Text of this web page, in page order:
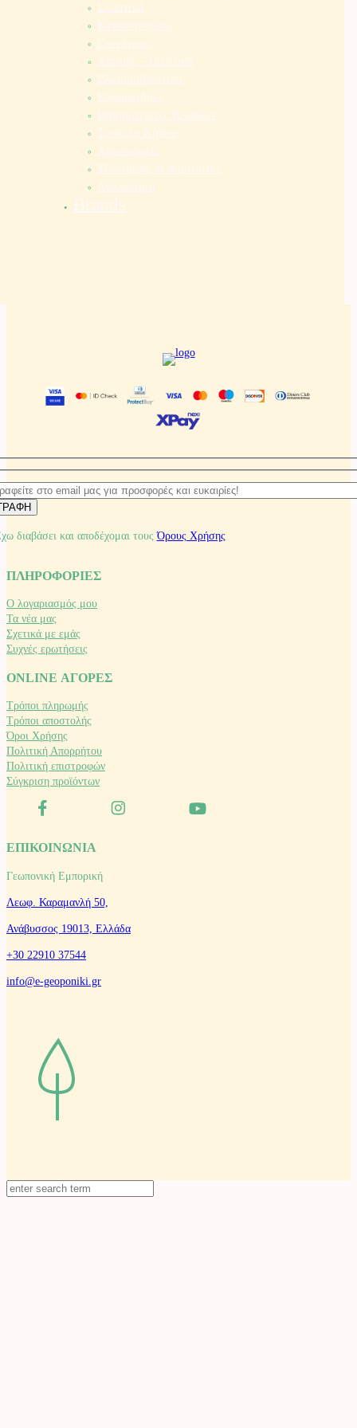
διαβάσει και αποδέχομαι τουςΌρους Χρήσης
ΠΛΗΡΟΦΟΡΙΕΣ
Ο λογαριασμός μου
Τα νέα μας
Σχετικά με εμάς
Συχνές ερωτήσεις
ONLINE ΑΓΟΡΕΣ
Τρόποι πληρωμής
Τρόποι αποστολής
Όροι Χρήσης
Πολιτική Απορρήτου
Πολιτική επιστροφών
Σύγκριση προϊόντων
ΕΠΙΚΟΙΝΩΝΙΑ
Γεωπονική Εμπορική
Λεωφ. Καραμανλή 50,
Ανάβυσσος 19013, Ελλάδα
+30 22910 37544
info@e-geoponiki.gr
Σκαπτικά
Καταστροφέας
Γεννήτριες
Αντλίες – Πιεστικά
Ελαιοραβδιστικά
Εξαερωτήρες
Θρυμματιστές Κλαδιών
Τρακτέρ Κήπου
Αρμοκόφτες
Μπαταρίες & Φορτιστές
Αναλώσιμα
Brands